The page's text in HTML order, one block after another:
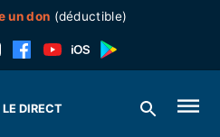
un don (déductible)
LE DIRECT